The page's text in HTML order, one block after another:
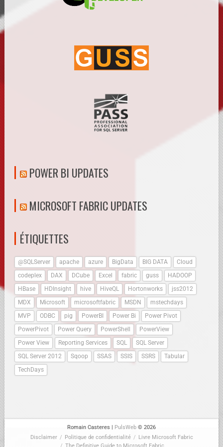
POWER BI UPDATES
MICROSOFT FABRIC UPDATES
ÉTIQUETTES
@SQLServer apache azure BigData BIG DATA
Cloud
codeplex
DAX DCube Excel fabric guss
HADOOP
HBase
HDInsight hive HiveQL Hortonworks
jss2012
MDX
Microsoft microsoftfabric MSDN
mstechdays
MVP
ODBC pig PowerBI Power Bi
Power Pivot
PowerPivot
Power Query PowerShell
PowerView
Power View
Reporting Services SQL
SQL Server
SQL Server 2012
Sqoop SSAS SSIS SSRS
Tabular
TechDays
Romain Casteres | PulsWeb © 2026
Disclaimer / Politique de confidentialité / Livre Microsoft Fabric